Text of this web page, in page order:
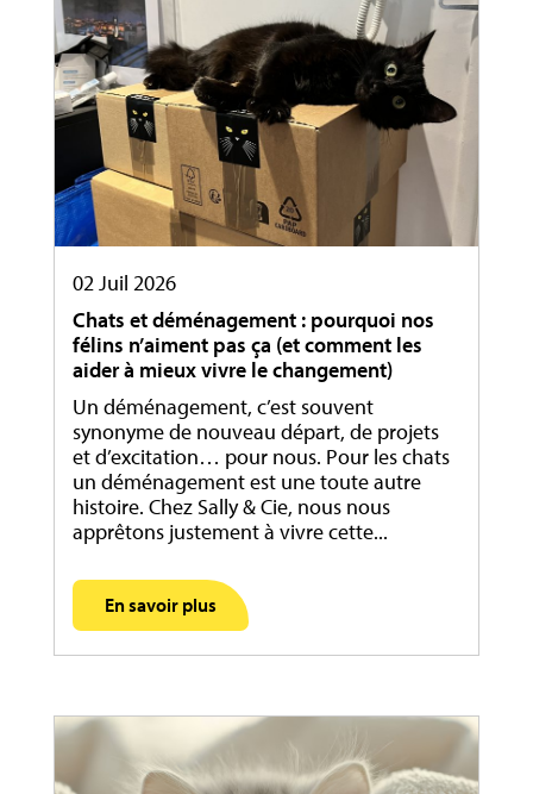
02 Juil 2026
Chats et déménagement : pourquoi nos
félins n’aiment pas ça (et comment les
aider à mieux vivre le changement)
Un déménagement, c’est souvent
synonyme de nouveau départ, de projets
et d’excitation… pour nous. Pour les chats
un déménagement est une toute autre
histoire. Chez Sally & Cie, nous nous
apprêtons justement à vivre cette...
En savoir plus